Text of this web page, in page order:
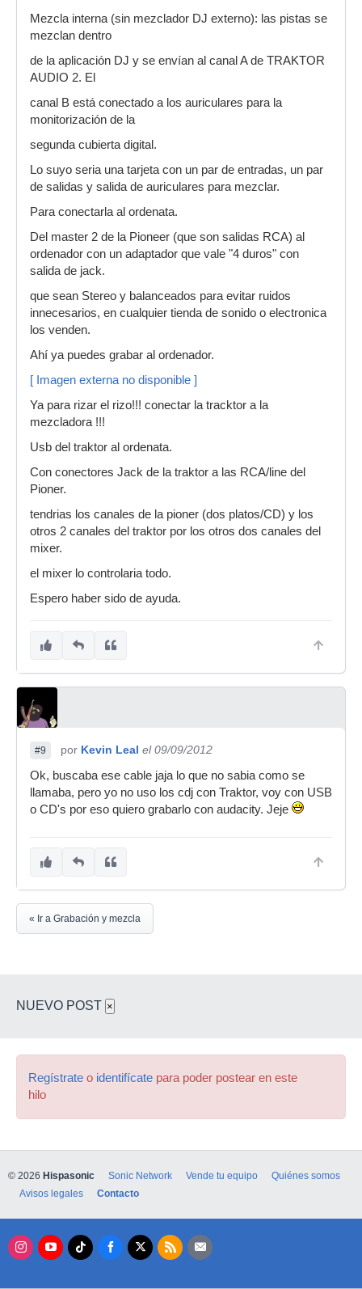
Mezcla interna (sin mezclador DJ externo): las pistas se
mezclan dentro
de la aplicación DJ y se envían al canal A de TRAKTOR
AUDIO 2. El
canal B está conectado a los auriculares para la
monitorización de la
segunda cubierta digital.
Lo suyo seria una tarjeta con un par de entradas, un par
de salidas y salida de auriculares para mezclar.
Para conectarla al ordenata.
Del master 2 de la Pioneer (que son salidas RCA) al
ordenador con un adaptador que vale "4 duros" con
salida de jack.
que sean Stereo y balanceados para evitar ruidos
innecesarios, en cualquier tienda de sonido o electronica
los venden.
Ahí ya puedes grabar al ordenador.
[ Imagen externa no disponible ]
Ya para rizar el rizo!!! conectar la tracktor a la
mezcladora !!!
Usb del traktor al ordenata.
Con conectores Jack de la traktor a las RCA/line del
Pioner.
tendrias los canales de la pioner (dos platos/CD) y los
otros 2 canales del traktor por los otros dos canales del
mixer.
el mixer lo controlaria todo.
Espero haber sido de ayuda.
#9 por Kevin Leal el 09/09/2012
Ok, buscaba ese cable jaja lo que no sabia como se
llamaba, pero yo no uso los cdj con Traktor, voy con USB
o CD's por eso quiero grabarlo con audacity. Jeje
« Ir a Grabación y mezcla
NUEVO POST ×
Regístrate o identifícate para poder postear en este
hilo
© 2026 Hispasonic Sonic Network Vende tu equipo
Quiénes somos
Avisos legales
Contacto